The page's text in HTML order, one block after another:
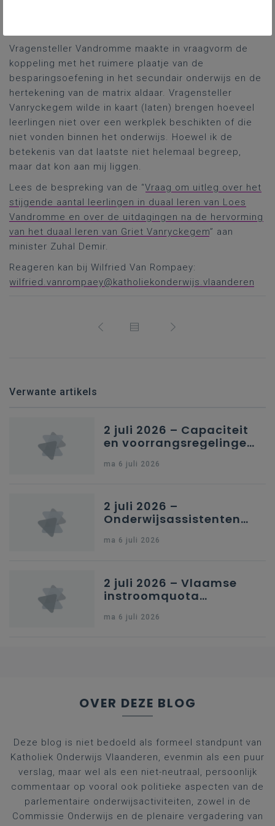
Vragensteller Vandromme maakte in vraagvorm de
koppeling met het ruimere plaatje van de
besparingsoefening in het secundair onderwijs en de
hertekening van de matrix aldaar. Vragensteller
Vanryckegem wilde in kaart (laten) brengen hoeveel
leerlingen niet over een werkplek beschikten of die
niet vonden binnen het onderwijs. Hoewel ik de
betekenis van dat laatste niet helemaal begreep,
maar dat kon aan mij liggen.
Lees de bespreking van de “Vraag om uitleg over het
stijgende aantal leerlingen in duaal leren van Loes
Vandromme en over de uitdagingen na de hervorming
van het duaal leren van Griet Vanryckegem” aan
minister Zuhal Demir.
Reageren kan bij Wilfried Van Rompaey:
wilfried.vanrompaey@katholiekonderwijs.vlaanderen
Verwante artikels
2 juli 2026 – Capaciteit
en voorrangsregelingen
secundair onderwijs in
ma 6 juli 2026
2 juli 2026 –
Onderwijsassistenten
kleuteronderwijs
ma 6 juli 2026
2 juli 2026 – Vlaamse
instroomquota
federale RIZIV-
ma 6 juli 2026
OVER DEZE BLOG
Deze blog is niet bedoeld als formeel standpunt van
Katholiek Onderwijs Vlaanderen, evenmin als een puur
verslag, maar wel als een niet-neutraal, persoonlijk
commentaar op vooral ook politieke aspecten van de
parlementaire onderwijsactiviteiten, zowel in de
Commissie Onderwijs en de plenaire vergadering van